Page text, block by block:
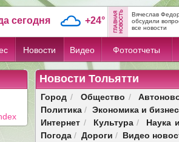
сегодня +24°
Вячеслав
обсудили
все новости
Новости Видео Фотоотчеты
Новости Тольятти
Город / Общество /
Политика / Экономика и бизнес
Интернет / Культура/
Наука
Погода / Дороги / Видео